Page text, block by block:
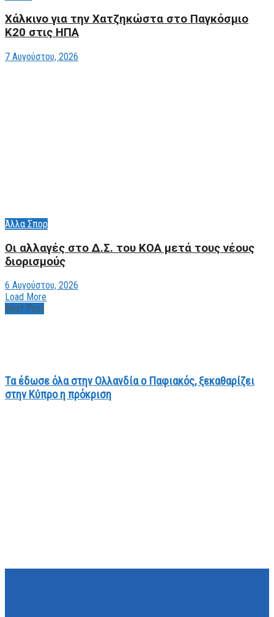
Xάλκινο για την Χατζηκώστα στο Παγκόσμιο
Κ20 στις ΗΠΑ
7 Αυγούστου, 2026
Άλλα Σπορ
Οι αλλαγές στο Δ.Σ. του ΚΟΑ μετά τους νέους
διορισμούς
6 Αυγούστου, 2026
Load More
Next Post
Τα έδωσε όλα στην Ολλανδία ο Παφιακός, ξεκαθαρίζει
στην Κύπρο η πρόκριση